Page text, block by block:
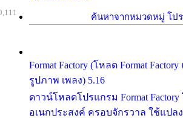
ค้นหาจากหมวดหมู่ โป
Format Factory (โหลด Format
รูปภาพ เพลง) 5.16
ดาวน์โหลดโปรแกรม Format
อเนกประสงค์ ครอบจักรวาล ใช้แปล